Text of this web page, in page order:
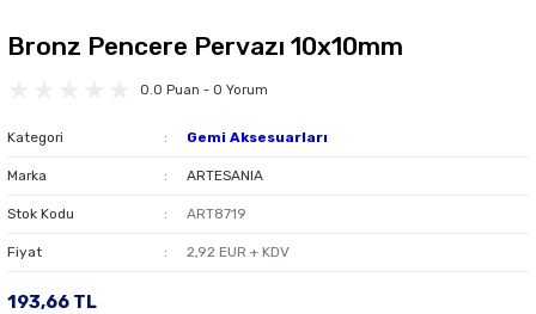
Bronz Pencere Pervazı 10x10mm
0.0 Puan - 0 Yorum
Kategori Gemi Aksesuarları
Marka ARTESANIA
Stok Kodu ART8719
Fiyat 2,92 EUR + KDV
193,66 TL